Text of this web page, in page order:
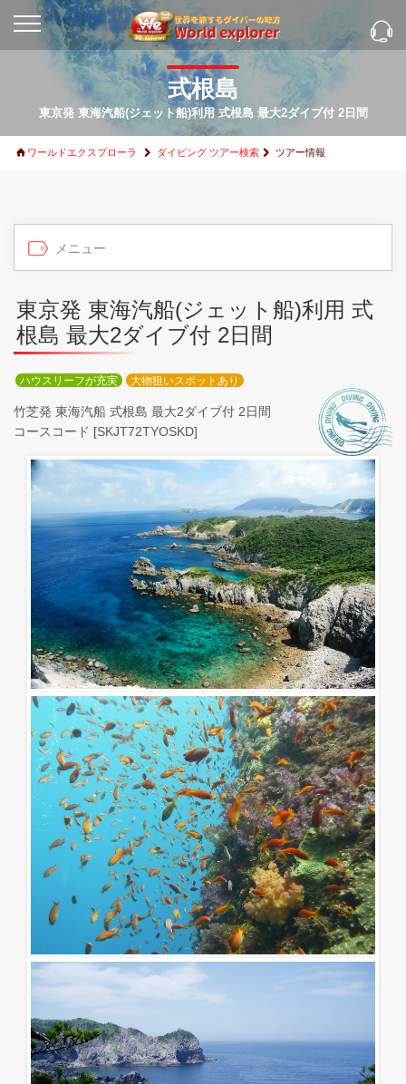
式根島
東京発 東海汽船(ジェット船)利用 式根島 最大2ダイブ付 2日間
ワールドエクスプローラ ダイビング ツアー検索 ツアー情報
東京発 東海汽船(ジェット船)利用 式
根島 最大2ダイブ付 2日間
ハウスリーフが充実 大物狙いスポットあり
竹芝発 東海汽船 式根島 最大2ダイブ付 2日間
コースコード [SKJT72TYOSKD]